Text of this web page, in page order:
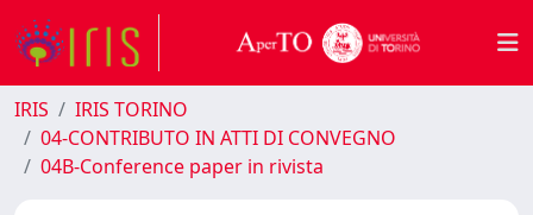
IRIS
IRIS TORINO
04-CONTRIBUTO IN ATTI DI CONVEGNO
04B-Conference paper in rivista